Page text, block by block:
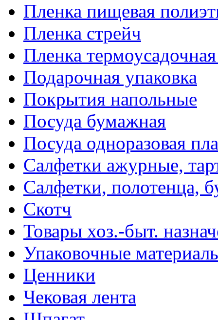
Пленка пищевая
Пленка стрейч
Пленка
Подарочная упаковка
Покрытия напольные
Посуда бумажная
Посуда одноразовая
Салфетки ажурные,
Салфетки, полотенца,
Скотч
Товары хоз.-быт.
Упаковочные
Ценники
Чековая лента